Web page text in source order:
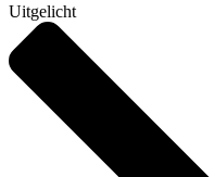
Uitgelicht